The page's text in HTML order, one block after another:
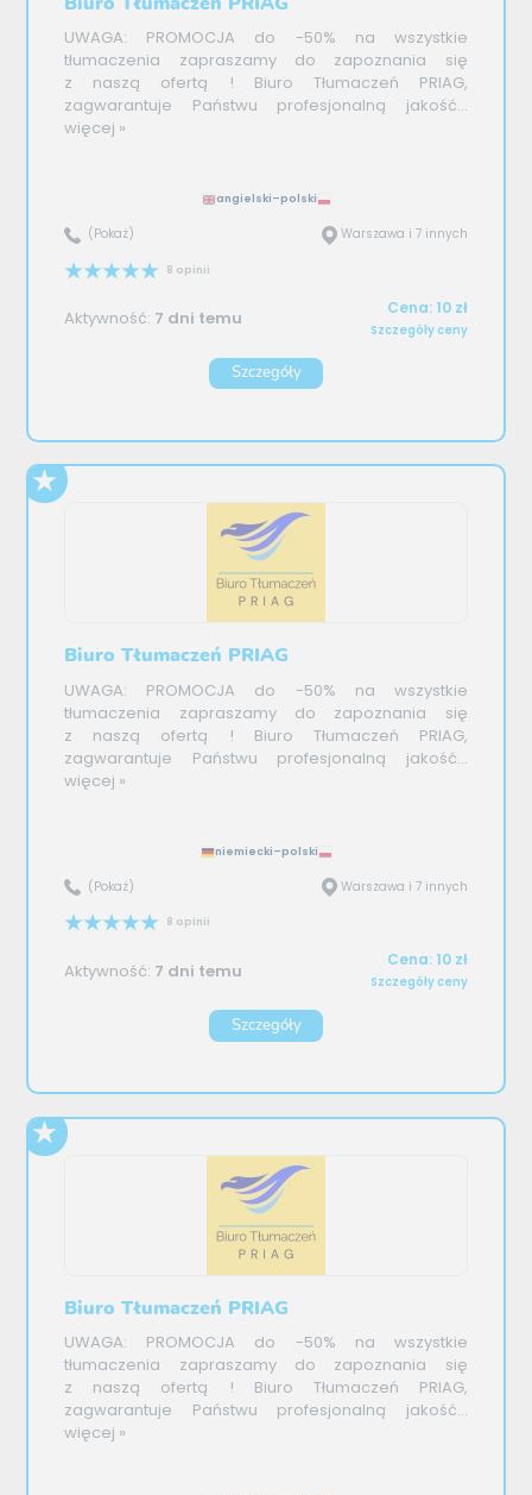
UWAGA: PROMOCJA do -50% na wszystkie
tłumaczenia zapraszamy do zapoznania się
z naszą ofertą ! Biuro Tłumaczeń PRIAG,
zagwarantuje Państwu profesjonalną jakość...
więcej »
angielski–polski
(Pokaż) Warszawa i 7 innych
8 opinii
Aktywność: 7 dni temu Cena: 10 zł
Szczegóły ceny
Szczegóły
Biuro Tłumaczeń PRIAG
UWAGA: PROMOCJA do -50% na wszystkie
tłumaczenia zapraszamy do zapoznania się
z naszą ofertą ! Biuro Tłumaczeń PRIAG,
zagwarantuje Państwu profesjonalną jakość...
więcej »
niemiecki–polski
(Pokaż) Warszawa i 7 innych
8 opinii
Aktywność: 7 dni temu Cena: 10 zł
Szczegóły ceny
Szczegóły
Biuro Tłumaczeń PRIAG
UWAGA: PROMOCJA do -50% na wszystkie
tłumaczenia zapraszamy do zapoznania się
z naszą ofertą ! Biuro Tłumaczeń PRIAG,
zagwarantuje Państwu profesjonalną jakość...
więcej »